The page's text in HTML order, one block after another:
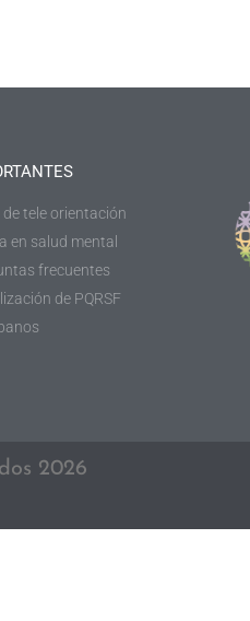
de tele orientación
en salud mental
frecuentes
de PQRSF
2026